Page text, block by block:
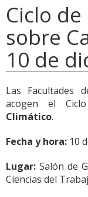
Ciclo
sobre
10 de
Las Facultades
acogen el
Climático.
Fecha y hora: 10
Lugar: Salón de
Ciencias del